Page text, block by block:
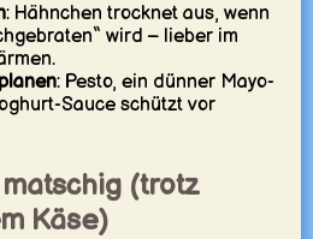
: Hähnchen trocknet aus, wenn
wird – lieber im
: Pesto, ein dünner Mayo-
Sauce schützt vor
matschig (trotz
Käse)